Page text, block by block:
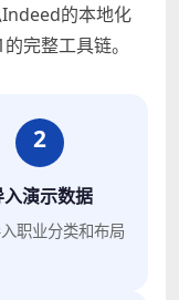
的本地化
完整工具链。
2
入演示数据
职业分类和布局